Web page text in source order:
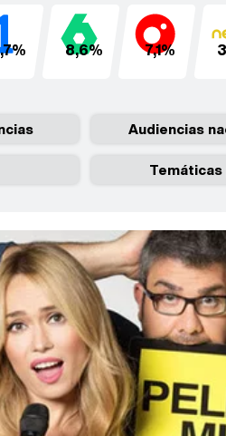
8,6% 7,1%
Audiencias
Temáticas